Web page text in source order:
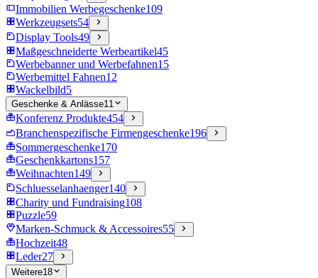
Immobilien Werbegeschenke109
Werkzeugsets54
Display Tools49
Maßgeschneiderte Werbeartikel45
Werbebanner und Werbefahnen15
Werbemittel Fahnen12
Wackelbild5
Geschenke & Anlässe11
Konferenz Produkte454
Branchenspezifische Firmengeschenke196
Sommergeschenke170
Geschenkkartons157
Weihnachten149
Schluesselanhaenger140
Charity und Fundraising108
Puzzle59
Marken-Schmuck & Accessoires55
Hochzeit48
Leder27
Weitere18